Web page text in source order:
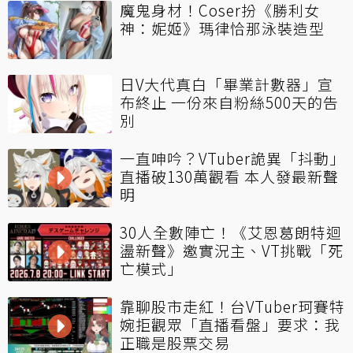
魔鬼身材！Coser扮《勝利女
神：妮姬》瑪律恰那泳裝造型
日V大代真白「畢業計數器」宣
布終止 一份來自粉絲500天的告
別
一直呻吟？VTuber詭異「抖動」
直播破130萬觀看 本人發最新聲
明
30人全數陣亡！《艾恩葛朗特迴
盪新聲》邀實況主、VT挑戰「死
亡模式」
靠聊股市走紅！台VTuber珂賽特
婉拒觀眾「直播看盤」要求：我
正職是股票交易